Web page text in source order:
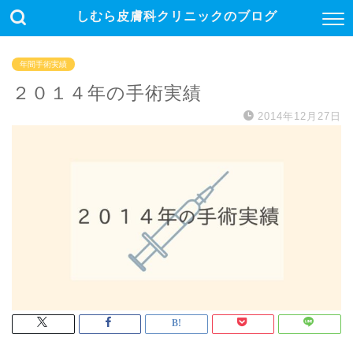
しむら皮膚科クリニックのブログ
年間手術実績
２０１４年の手術実績
2014年12月27日